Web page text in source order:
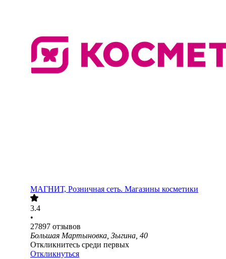
МАГНИТ, Розничная сеть. Магазины косметики
3.4
•
27897 отзывов
Большая Мартыновка, Зыгина, 40
Откликнитесь среди первых
Откликнуться